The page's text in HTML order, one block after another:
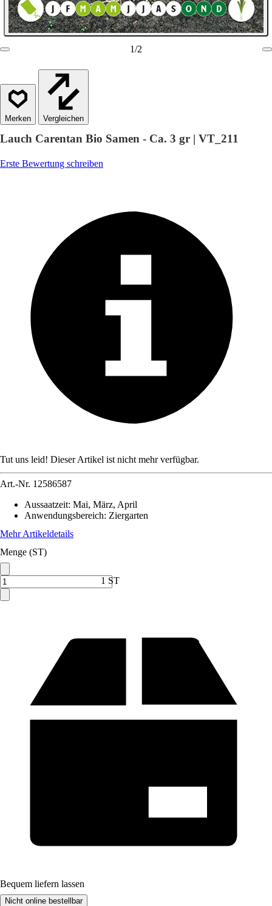
1/2
Vergleichen
Lauch Carentan Bio Samen - Ca. 3 gr | VT_211
Erste Bewertung schreiben
Tut uns leid! Dieser Artikel ist nicht mehr verfügbar.
Art.-Nr. 12586587
Aussaatzeit: Mai, März, April
Anwendungsbereich: Ziergarten
Mehr Artikeldetails
Menge (ST)
1 ST
Bequem liefern lassen
Nicht online bestellbar